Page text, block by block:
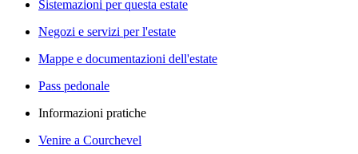
Sistemazioni per questa estate
Negozi e servizi per l'estate
Mappe e documentazioni dell'estate
Pass pedonale
Informazioni pratiche
Venire a Courchevel